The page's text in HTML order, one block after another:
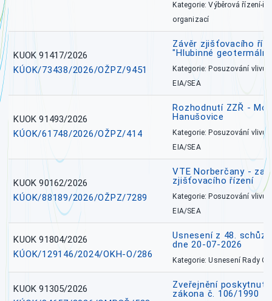
Kategorie: Výběrová řízení-
organizací
KUOK 91417/2026
KÚOK/73438/2026/OŽPZ/9451
Závěr zjišťovacího
"Hlubinné
Kategorie: Posuzování vlivů
EIA/SEA
KUOK 91493/2026
KÚOK/61748/2026/OŽPZ/414
Rozhodnutí ZZŘ -
Hanušovice
Kategorie: Posuzování vlivů
EIA/SEA
KUOK 90162/2026
KÚOK/88189/2026/OŽPZ/7289
VTE Norberčany -
zjišťovacího řízení
Kategorie: Posuzování vlivů
EIA/SEA
KUOK 91804/2026
KÚOK/129146/2024/OKH-O/286
Usnesení z 48.
dne 20-07-2026
Kategorie: Usnesení Rady
KUOK 91305/2026
Zveřejnění poskytnutí
zákona č. 106/1990